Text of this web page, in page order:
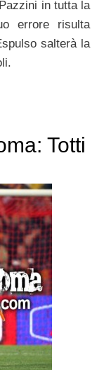
in tutta la
errore risulta
salterà la
Totti